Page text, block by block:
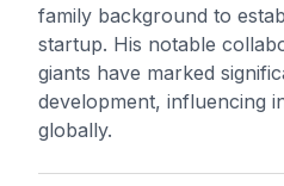
family background to
startup. His notable
giants have marked
development, influencing
globally.